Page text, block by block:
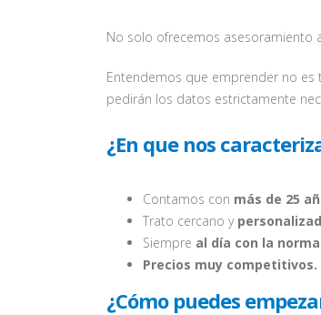
No solo ofrecemos asesoramiento
Entendemos que emprender no
pedirán los datos estrictamente
¿En que nos
Contamos con más de 25
Trato cercano y
Siempre al día con la
Precios muy competitivos.
¿Cómo puedes